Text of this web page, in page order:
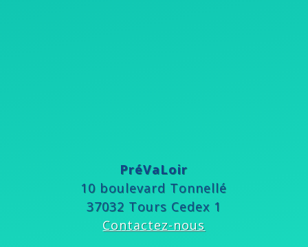
PréVaLoir
10 boulevard Tonnellé
37032 Tours Cedex 1
Contactez-nous